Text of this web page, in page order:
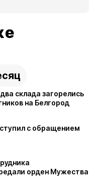
склада загорелись
на Белгород
с обращением
орден Мужества